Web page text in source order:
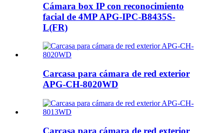
Cámara box IP con reconocimiento
facial de 4MP APG-IPC-B8435S-
L(FR)
Carcasa para cámara de red exterior
APG-CH-8020WD
Carcasa para cámara de red exterior